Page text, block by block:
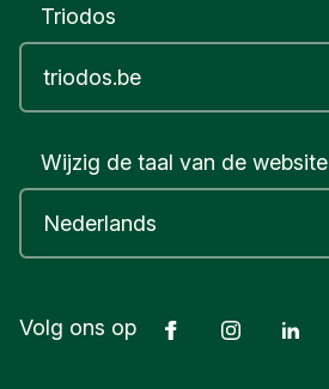
Triodos
Wijzig de taal van de website
Volg ons op FacebookInstagram